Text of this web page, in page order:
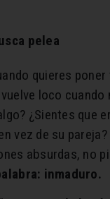
pelea
quieres
loco cuando
¿Sientes que
vez de su pareja?
absurdas, no
inmaduro.